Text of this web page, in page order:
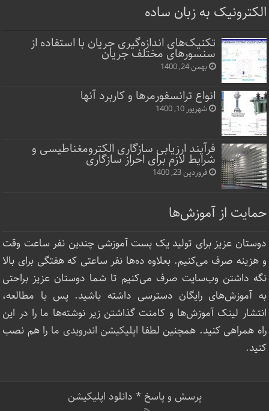
الکترونیک به زبان ساده
تکنیک‌های اندازه‌گیری جریان با استفاده از
سنسورهای مختلف جریان
بهمن 24, 1400
انواع ترانسفورمرها و کاربرد آنها
شهریور 10, 1400
فرآیند ارزیابی سازگاری الکترومغناطیسی و
شرایط لازم برای احراز سازگاری
فروردین 23, 1400
حمایت از آموزش‌ها
دوستان عزیز برای تولید یک پست آموزشی چندین نفر ساعت‌ وقت
و هزینه صرف می‌کنیم. بعلاوه ده‌ها نفر ساعتی که هفتگی برای بالا
نگه داشتن وب‌سایت صرف ‌می‌کنیم تا شما دوستان عزیز براحتی
به آموزش‌های رایگان دسترسی داشته باشید. پس با مطالعه،
انتشار لینک‌ آموزش‌ها و کامنت گذاشتن زیر نوشته‌‌ها ما را در این
راه همراهی کنید. همچنین لطفا اپلیکیشن اندرویدی ما را هم نصب
کنید.
پرسش و پاسخ* دانلود اپلیکیشن